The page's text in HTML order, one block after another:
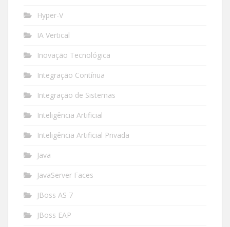
Hyper-V
IA Vertical
Inovação Tecnológica
Integração Contínua
Integração de Sistemas
Inteligência Artificial
Inteligência Artificial Privada
Java
JavaServer Faces
JBoss AS 7
JBoss EAP